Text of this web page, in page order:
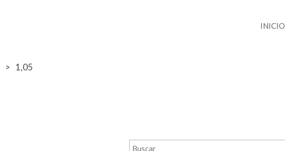
INICIO
1,05